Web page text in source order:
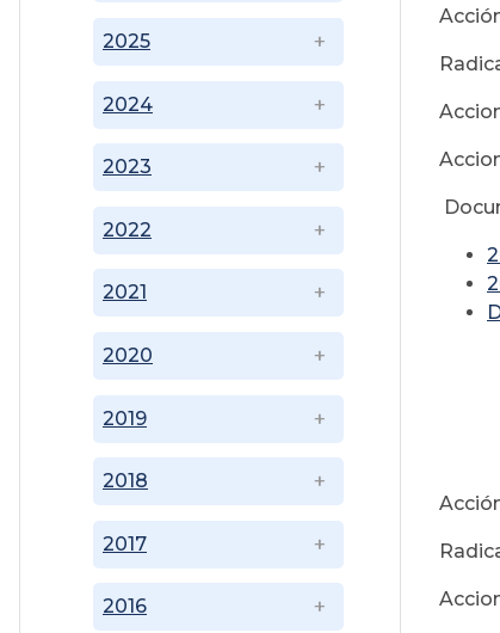
2016
2017
2018
2019
2020
2021
2022
2023
2024
2025